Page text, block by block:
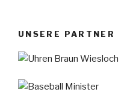
UNSERE PARTNER